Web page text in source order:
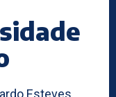
Esteves